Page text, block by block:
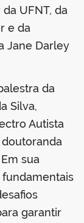
UFNT, da
e da
Jane Darley
da
Silva,
Autista
sua
garantir